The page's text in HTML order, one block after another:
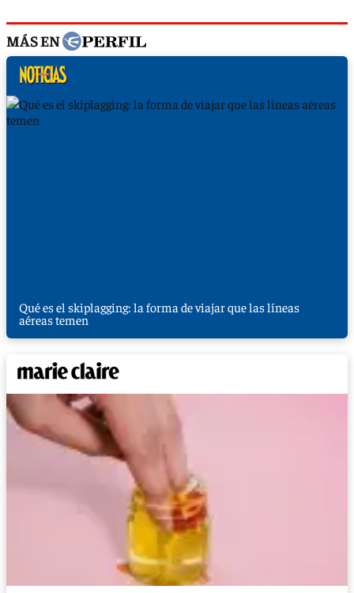
MÁS EN
Qué es el skiplagging: la forma de viajar que las líneas
aéreas temen